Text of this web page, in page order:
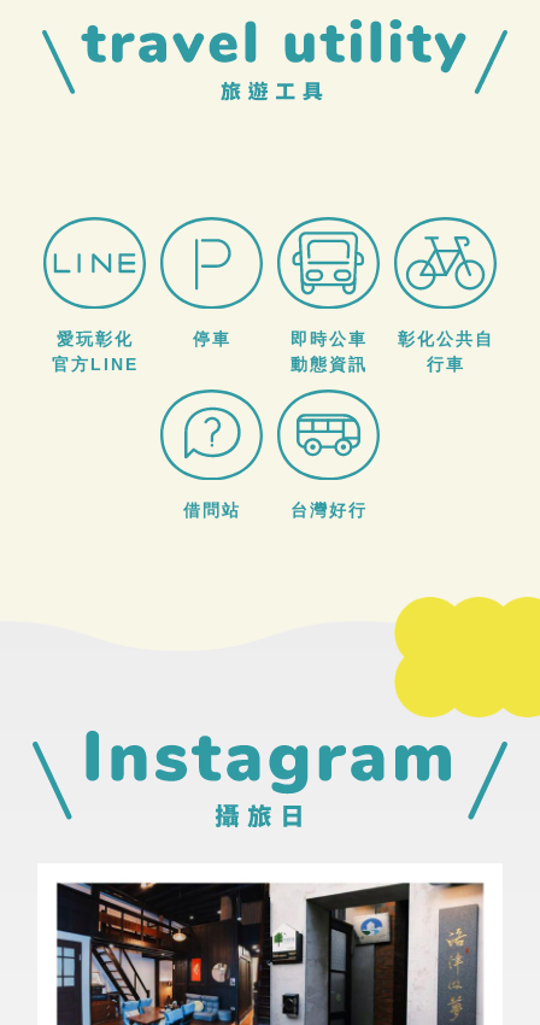
愛玩彰化
官方LINE
停車
即時公車
動態資訊
彰化公共自
行車
借問站 台灣好行